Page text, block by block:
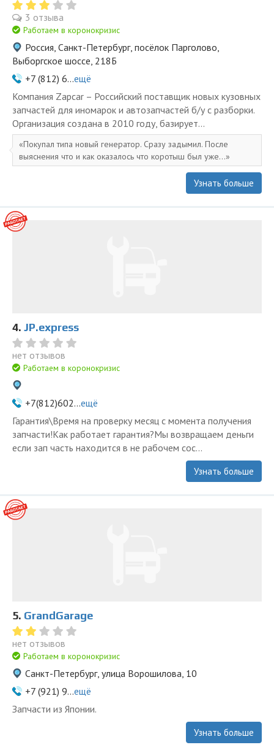
3 отзыва
Работаем в коронокризис
Россия, Санкт-Петербург, посёлок Парголово,
Выборгское шоссе, 218Б
+7 (812) 6...ещё
Компания Zapcar – Российский поставщик новых кузовных
запчастей для иномарок и автозапчастей б/у с разборки.
Организация создана в 2010 году, базирует...
Покупал типа новый генератор. Сразу задымил. После
выяснения что и как оказалось что коротыш был уже...
Узнать больше
4. JP.express
нет отзывов
Работаем в коронокризис
+7(812)602...ещё
Гарантия\Время на проверку месяц с момента получения
запчасти!Как работает гарантия?Мы возвращаем деньги
если зап часть находится в не рабочем сос...
Узнать больше
5. GrandGarage
нет отзывов
Работаем в коронокризис
Санкт-Петербург, улица Ворошилова, 10
+7 (921) 9...ещё
Запчасти из Японии.
Узнать больше